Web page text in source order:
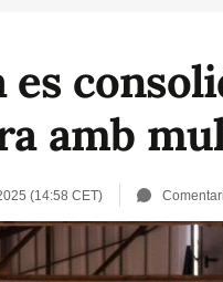
es
amb
(14:58 CET)